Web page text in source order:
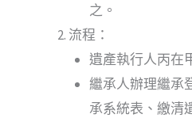
之。
流程：
遺產執行人丙在
繼承人辦理繼承
承系統表、繳清